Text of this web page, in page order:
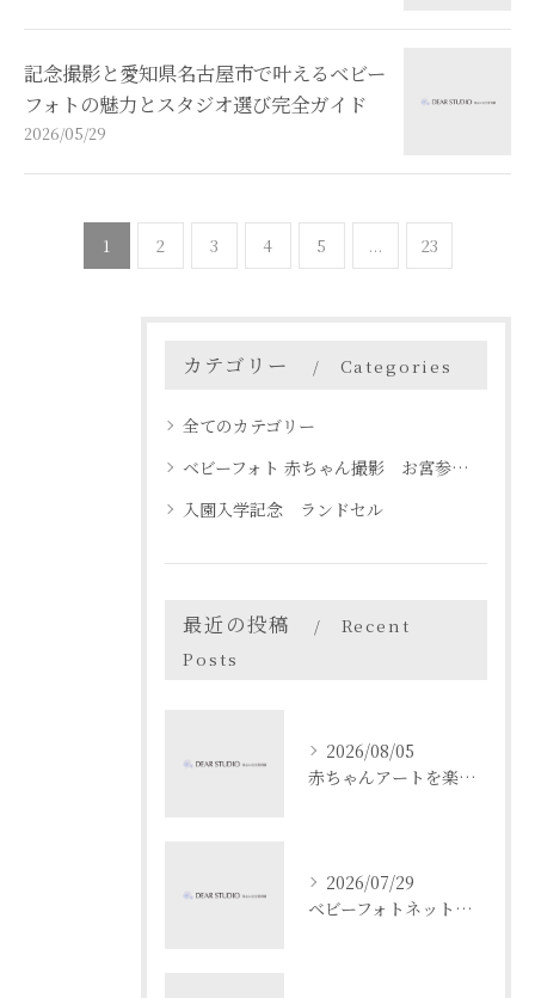
記念撮影と愛知県名古屋市で叶えるベビー
フォトの魅力とスタジオ選び完全ガイド
2026/05/29
1 2 3 4 5 ... 23
カテゴリー Categories
全てのカテゴリー
ベビーフォト 赤ちゃん撮影 お宮参り 名古屋 天白区
入園入学記念 ランドセル
最近の投稿
Recent
Posts
2026/08/05
赤ちゃんアートを楽しむ愛知県名古屋市瀬戸市でベビーフォト体験ガイド
2026/07/29
ベビーフォトネットで成長記録と安全を両立する撮影と共有のコツ